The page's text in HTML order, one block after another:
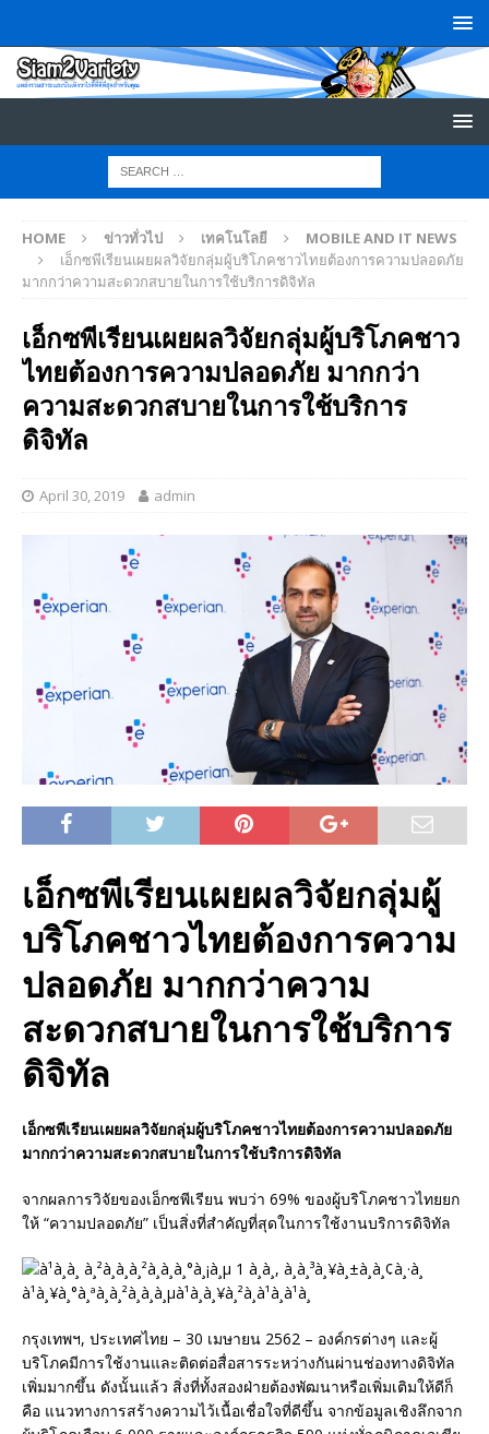
HOME ข่าวทั่วไป เทคโนโลยี
MOBILE AND IT NEWS
เอ็กซพีเรียนเผยผลวิจัยกลุ่มผู้บริโภคชาวไทยต้องการความปลอดภัย
มากกว่าความสะดวกสบายในการใช้บริการดิจิทัล
เอ็กซพีเรียนเผยผลวิจัยกลุ่มผู้บริโภคชาว
ไทยต้องการความปลอดภัย มากกว่า
ความสะดวกสบายในการใช้บริการ
ดิจิทัล
April 30, 2019 admin
เอ็กซพีเรียนเผยผลวิจัยกลุ่มผู้
บริโภคชาวไทยต้องการความ
ปลอดภัย มากกว่าความ
สะดวกสบายในการใช้บริการ
ดิจิทัล
เอ็กซพีเรียนเผยผลวิจัยกลุ่มผู้บริโภคชาวไทยต้องการความปลอดภัย
มากกว่าความสะดวกสบายในการใช้บริการดิจิทัล
จากผลการวิจัยของเอ็กซพีเรียน พบว่า 69% ของผู้บริโภคชาวไทยยก
ให้ “ความปลอดภัย” เป็นสิ่งที่สำคัญที่สุดในการใช้งานบริการดิจิทัล
กรุงเทพฯ, ประเทศไทย – 30 เมษายน 2562 – องค์กรต่างๆ และผู้
บริโภคมีการใช้งานและติดต่อสื่อสารระหว่างกันผ่านช่องทางดิจิทัล
เพิ่มมากขึ้น ดังนั้นแล้ว สิ่งที่ทั้งสองฝ่ายต้องพัฒนาหรือเพิ่มเติมให้ดีก็
คือ แนวทางการสร้างความไว้เนื้อเชื่อใจที่ดีขึ้น จากข้อมูลเชิงลึกจาก